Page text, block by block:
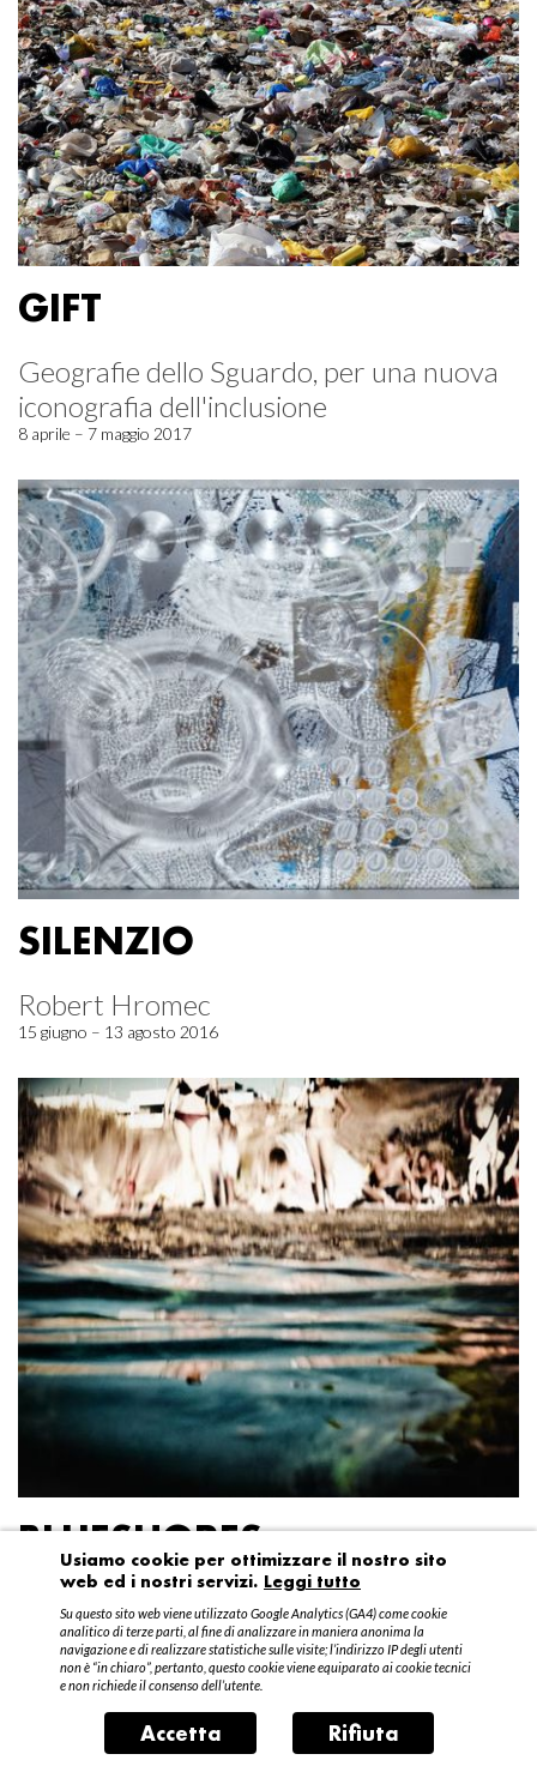
GIFT
Geografie dello Sguardo, per una nuova
iconografia dell'inclusione
8 aprile – 7 maggio 2017
SILENZIO
Robert Hromec
15 giugno – 13 agosto 2016
BLUESHORES
Federico Garibaldi
20 aprile – 15 maggio 2016
Usiamo cookie per ottimizzare il nostro sito
web ed i nostri servizi. Leggi tutto
Su questo sito web viene utilizzato Google Analytics (GA4) come cookie
analitico di terze parti, al fine di analizzare in maniera anonima la
navigazione e di realizzare statistiche sulle visite; l’indirizzo IP degli utenti
non è “in chiaro”, pertanto, questo cookie viene equiparato ai cookie tecnici
e non richiede il consenso dell’utente.
Accetta Rifiuta